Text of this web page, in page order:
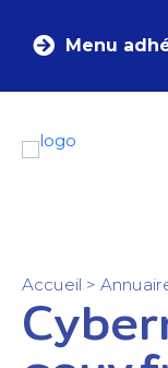
Menu
Accueil >